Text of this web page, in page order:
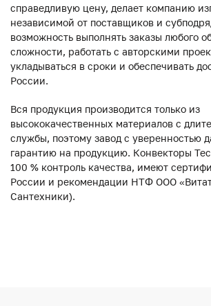
справедливую цену, делает компанию
независимой от поставщиков и
возможность выполнять заказы любого
сложности, работать с авторскими
укладываться в сроки и обеспечивать
России.
Вся продукция производится только из
высококачественных материалов с
службы, поэтому завод с уверенностью
гарантию на продукцию. Конвекторы
100 % контроль качества, имеют
России и рекомендации НТФ ООО
Сантехники).